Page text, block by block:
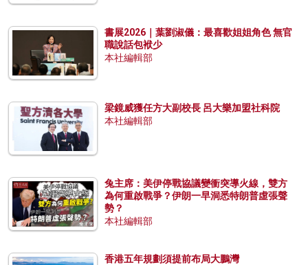
書展2026｜葉劉淑儀：最喜歡姐姐角色 無官
職說話包袱少
本社編輯部
梁鏡威獲任方大副校長 呂大樂加盟社科院
本社編輯部
兔主席：美伊停戰協議變衝突導火線，雙方
為何重啟戰爭？伊朗一早洞悉特朗普虛張聲
勢？
本社編輯部
香港五年規劃須提前布局大鵬灣